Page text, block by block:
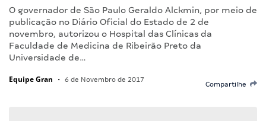
O governador de São Paulo Geraldo Alckmin, por meio de
publicação no Diário Oficial do Estado de 2 de
novembro, autorizou o Hospital das Clínicas da
Faculdade de Medicina de Ribeirão Preto da
Universidade de…
Equipe Gran • 6 de Novembro de 2017
Compartilhe